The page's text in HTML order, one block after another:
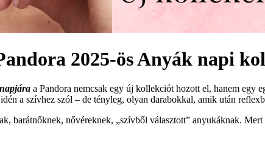
2025-ös Anyák napi
a Pandora nemcsak egy új kollekciót hozott el, hanem egy
a szívhez szól – de tényleg, olyan darabokkal, amik után
barátnőknek, nővéreknek, „szívből választott” anyukáknak.